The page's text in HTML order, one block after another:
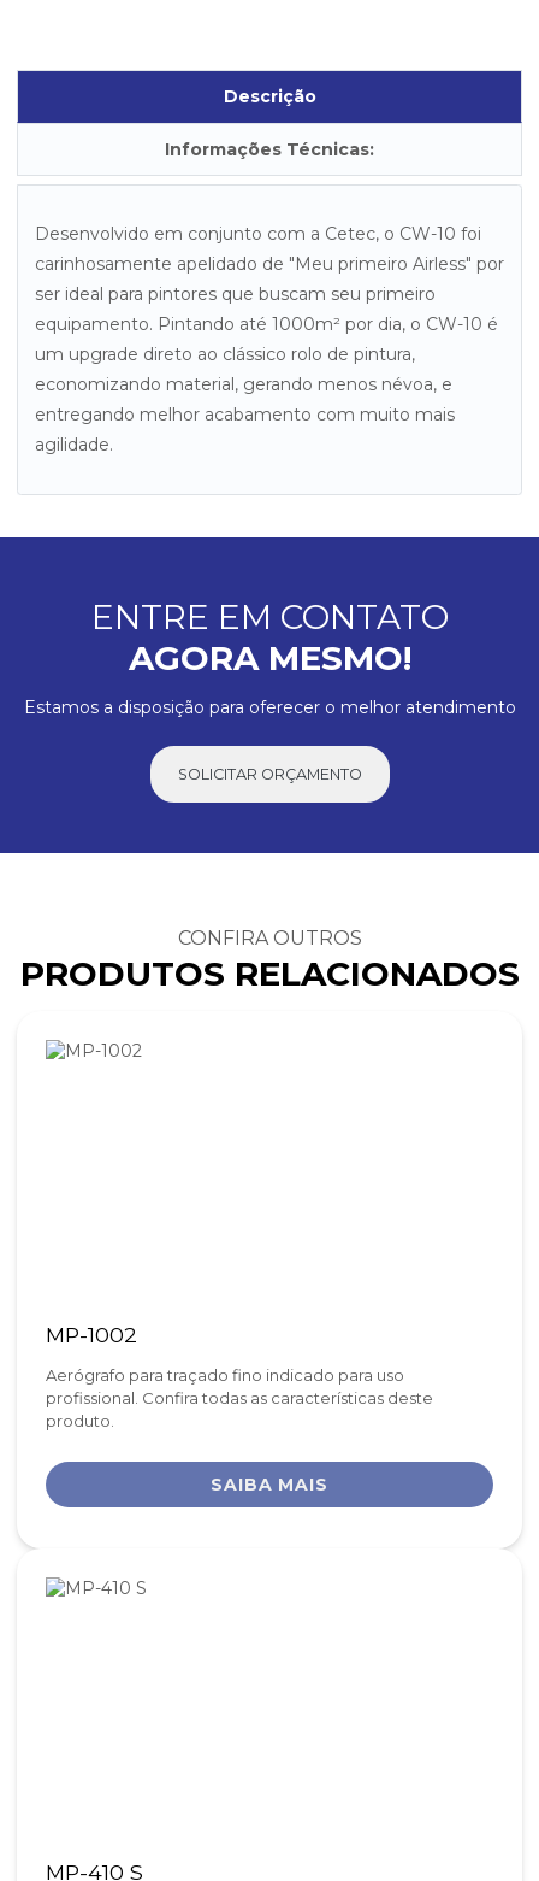
Descrição
Informações Técnicas:
Desenvolvido em conjunto com a Cetec, o CW-10 foi
carinhosamente apelidado de "Meu primeiro Airless" por
ser ideal para pintores que buscam seu primeiro
equipamento. Pintando até 1000m² por dia, o CW-10 é
um upgrade direto ao clássico rolo de pintura,
economizando material, gerando menos névoa, e
entregando melhor acabamento com muito mais
agilidade.
ENTRE EM CONTATO
AGORA MESMO!
Estamos a disposição para oferecer o melhor atendimento
SOLICITAR ORÇAMENTO
CONFIRA OUTROS
PRODUTOS RELACIONADOS
MP-1002
Aerógrafo para traçado fino indicado para uso
profissional. Confira todas as características deste
produto.
SAIBA MAIS
MP-410 S